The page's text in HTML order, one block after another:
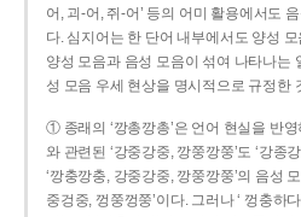
어, 괴-어, 쥐-어’ 등의 어미 활용에서도
다. 심지어는 한 단어 내부에서도 양성
양성 모음과 음성 모음이 섞여 나타나는
성 모음 우세 현상을 명시적으로 규정한
① 종래의 ‘깡총깡총’은 언어 현실을 반영
와 관련된 ‘강중강중, 깡쭝깡쭝’도 ‘강종
‘깡충깡충, 강중강중, 깡쭝깡쭝’의 음성
중겅중, 껑쭝껑쭝’이다. 그러나 ‘ 껑충하